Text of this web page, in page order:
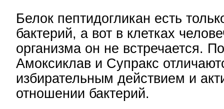
Белок пептидогликан есть
бактерий, а вот в клетках
организма он не встречается.
Амоксиклав и Супракс
избирательным действием и
отношении бактерий.